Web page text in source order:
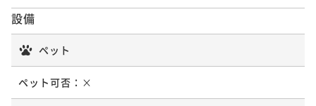
設備
ペット
ペット可否： ×